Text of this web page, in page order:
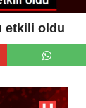
etkili oldu